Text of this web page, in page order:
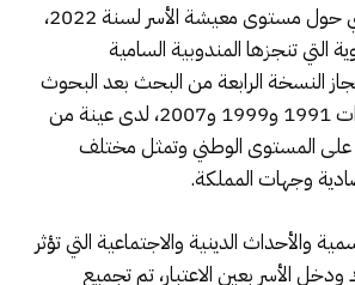
ويندرج البحث الوطني حول مستوى معيشة الأسر لسنة 2022،
التي تنجزها المندوبية السامية
النسخة الرابعة من البحث بعد البحوث
التي تم إجراؤها سنوات 1991 و1999 و2007، لدى عينة من
على المستوى الوطني وتمثل مختلف
وجهات المملكة.
والأحداث الدينية والاجتماعية التي تؤثر
الأسر بعين الاعتبار، تم تجميع